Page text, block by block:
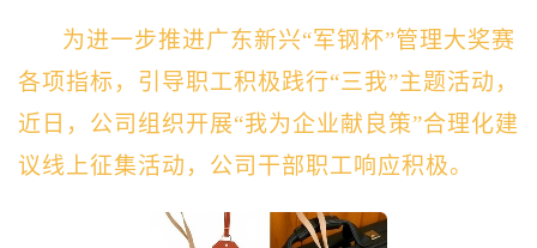
为进一步推进广东新兴“军钢杯”管理大奖赛
各项指标，引导职工积极践行“三我”主题活动，
近日，公司组织开展“我为企业献良策”合理化建
议线上征集活动，公司干部职工响应积极。